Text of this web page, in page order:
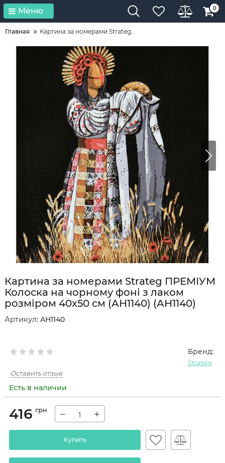
Меню 0
Главная Картина за номерами Strateg...
Картина за номерами Strateg ПРЕМІУМ
Колоска на чорному фоні з лаком
розміром 40х50 см (AH1140) (AH1140)
Артикул: AH1140
Бренд:
Strateg
Оставить отзыв
Есть в наличии
416 грн − +
Купить